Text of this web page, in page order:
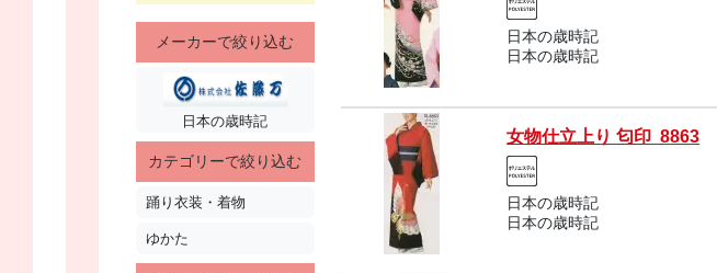
メーカーで絞り込む
日本の歳時記
カテゴリーで絞り込む
踊り衣装・着物
ゆかた
日本の歳時記
日本の歳時記
女物仕立上り 匂印 8863
日本の歳時記
日本の歳時記